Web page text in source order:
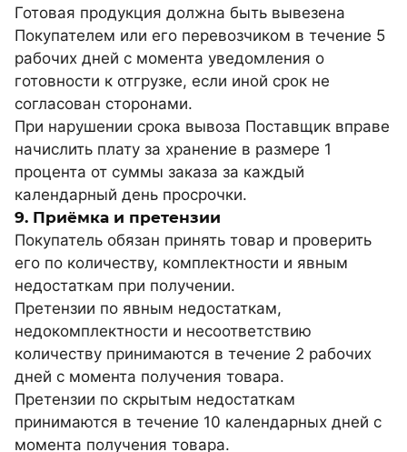
Готовая продукция должна быть вывезена
Покупателем или его перевозчиком в течение 5
рабочих дней с момента уведомления о
готовности к отгрузке, если иной срок не
согласован сторонами.
При нарушении срока вывоза Поставщик вправе
начислить плату за хранение в размере 1
процента от суммы заказа за каждый
календарный день просрочки.
9. Приёмка и претензии
Покупатель обязан принять товар и проверить
его по количеству, комплектности и явным
недостаткам при получении.
Претензии по явным недостаткам,
недокомплектности и несоответствию
количеству принимаются в течение 2 рабочих
дней с момента получения товара.
Претензии по скрытым недостаткам
принимаются в течение 10 календарных дней с
момента получения товара.